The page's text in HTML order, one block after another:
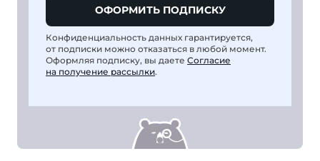
ОФОРМИТЬ ПОДПИСКУ
Конфиденциальность данных гарантируется,
от подписки можно отказаться в любой момент.
Оформляя подписку, вы даете Согласие
на получение рассылки.